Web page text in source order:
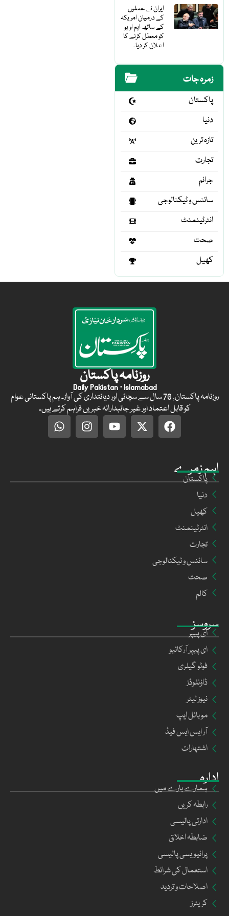
ایران نے حملوں
کے درمیان امریکہ
کے ساتھ ایم او یو
کو معطل کرنے کا
اعلان کر دیا۔
زمرہ جات
پاکستان
دنیا
تازہ ترین
تجارت
جرائم
سائنس و ٹیکنالوجی
انٹرٹینمنٹ
صحت
کھیل
ادارہ
ہمارے بارے میں
رابطہ کریں
ادارتی پالیسی
ضابطہ اخلاق
پرائیویسی پالیسی
استعمال کی شرائط
اصلاحات و تردید
کریئرز
سروسز
ای پیپر
ای پیپر آرکائیو
فوٹو گیلری
ڈاؤنلوڈز
نیوز لیٹر
موبائل ایپ
آر ایس ایس فیڈ
اشتہارات
اہم زمرے
پاکستان
دنیا
کھیل
انٹرٹینمنٹ
تجارت
سائنس و ٹیکنالوجی
صحت
کالم
روزنامہ پاکستان
Daily Pakistan · Islamabad
روزنامہ پاکستان, 70 سال سے سچائی اور دیانتداری کی آواز۔ ہم پاکستانی عوام
کو قابل اعتماد اور غیر جانبدارانہ خبریں فراہم کرتے ہیں۔